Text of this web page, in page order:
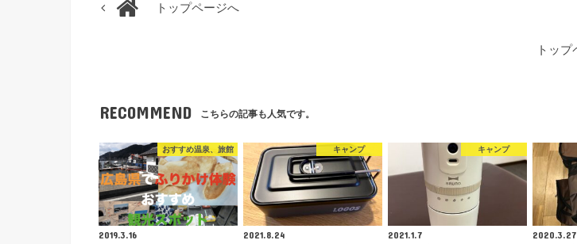
トップページへ
トッ
RECOMMEND こちらの記事も人気です。
おすすめ温泉、旅館
2019.3.16
キャンプ
2021.8.24
キャンプ
2021.1.7
2020.3.27